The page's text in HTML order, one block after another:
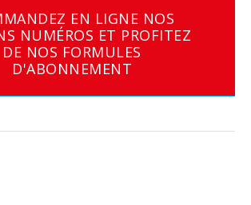
EN LIGNE NOS
NUMÉROS ET PROFITEZ
DE NOS FORMULES
D'ABONNEMENT